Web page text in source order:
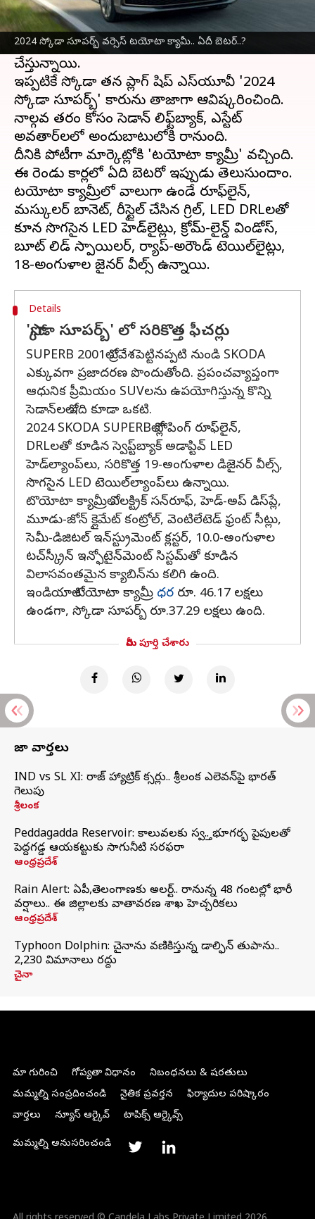
2024 స్కోడా సూపర్బ్ వర్సెస్ టయోటా క్యామీ.. ఏదీ బెటర్..?
ఇండియాలోఆటో మొబైల్మార్కెట్లు
కళకళలాడుతున్నాయి. వివిధ కార్ల కంపెనీలు తమ
మోడల్స్ ఫీచర్స్, లాంచ్ తేదీ వివరాలను రివీల్
చేస్తున్నాయి.
ఇప్పటికే స్కోడా తన ప్లాగ్ షిప్ ఎస్‌యూవీ '2024
స్కోడా సూపర్బ్' కారును తాజాగా ఆవిష్కరించింది.
నాల్గవ తరం కోసం సెడాన్ లిఫ్ట్‌బ్యాక్, ఎస్టేట్
అవతార్‌లలో అందుబాటులోకి రానుంది.
దీనికి పోటీగా మార్కెట్లోకి 'టయోటా క్యామ్రీ' వచ్చింది.
ఈ రెండు కార్లలో ఏది బెటరో ఇప్పుడు తెలుసుందాం.
టయోటా క్యామ్రీలో వాలుగా ఉండే రూఫ్‌లైన్,
మస్కులర్ బానెట్, రీస్టైల్ చేసిన గ్రిల్, LED DRLలతో
కూడిన సొగసైన LED హెడ్‌లైట్లు, క్రోమ్-లైన్డ్ విండోస్,
బూట్ లిడ్ స్పాయిలర్, ర్యాప్-అరౌండ్ టెయిల్‌లైట్లు,
Details
'స్కోడా సూపర్బ్' లో సరికొత్త ఫీచర్లు
SUPERB 2001లో ప్రవేశపెట్టినప్పటి నుండి SKODA
ఎక్కువగా ప్రజాదరణ పొందుతోంది. ప్రపంచవ్యాప్తంగా
ఆధునిక ప్రీమియం SUVలను ఉపయోగిస్తున్న కొన్ని
సెడాన్‌లలో ఇది కూడా ఒకటి.
2024 SKODA SUPERBలో స్లోపింగ్ రూఫ్‌లైన్,
DRLలతో కూడిన స్వెప్ట్‌బ్యాక్ అడాప్టివ్ LED
హెడ్‌ల్యాంప్‌లు, సరికొత్త 19-అంగుళాల డిజైనర్ వీల్స్,
సొగసైన LED టెయిల్‌ల్యాంప్‌లు ఉన్నాయి.
టొయోటా క్యామ్రీలో ఎలక్ట్రిక్ సన్‌రూఫ్, హెడ్-అప్ డిస్‌ప్లే,
మూడు-జోన్ క్లైమేట్ కంట్రోల్, వెంటిలేటెడ్ ఫ్రంట్ సీట్లు,
సెమీ-డిజిటల్ ఇన్‌స్ట్రుమెంట్ క్లస్టర్, 10.0-అంగుళాల
టచ్‌స్క్రీన్ ఇన్ఫోటైన్‌మెంట్ సిస్టమ్‌తో కూడిన
విలాసవంతమైన క్యాబిన్‌ను కలిగి ఉంది.
ఇండియాలో టయోటా క్యామ్రీ ధరరూ. 46.17 లక్షలు
ఉండగా, స్కోడా సూపర్బ్ రూ.37.29 లక్షలు ఉంది.
మీరు పూర్తి చేశారు
తాజా వార్తలు
IND vs SL XI: సిరాజ్‌ హ్యాట్రిక్‌ సిక్సర్లు.. శ్రీలంక ఎలెవన్‌పై భారత్‌
గెలుపు
శ్రీలంక
Peddagadda Reservoir: కాలువలకు స్వస్తి.. భూగర్భ పైపులతో
పెద్దగడ్డ ఆయకట్టుకు సాగునీటి సరఫరా
ఆంధ్రప్రదేశ్
Rain Alert: ఏపీ,తెలంగాణకు అలర్ట్.. రానున్న 48 గంటల్లో భారీ
వర్షాలు.. ఈ జిల్లాలకు వాతావరణ శాఖ హెచ్చరికలు
ఆంధ్రప్రదేశ్
Typhoon Dolphin: చైనాను వణికిస్తున్న డాల్ఫిన్‌ తుపాను..
2,230 విమానాలు రద్దు
చైనా
మా గురించి గోప్యతా విధానం
నిబంధనలు & షరతులు
మమ్మల్ని సంప్రదించండి
నైతిక ప్రవర్తన
ఫిర్యాదుల పరిష్కారం
వార్తలు
న్యూస్ ఆర్కైవ్ టాపిక్స్ ఆర్కైవ్స్
మమ్మల్ని అనుసరించండి